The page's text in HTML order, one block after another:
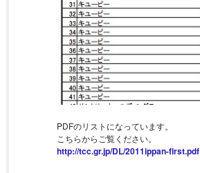
PDFのリストになっています。
こちらからご覧ください。
http://tcc.gr.jp/DL/2011ippan-first.pdf